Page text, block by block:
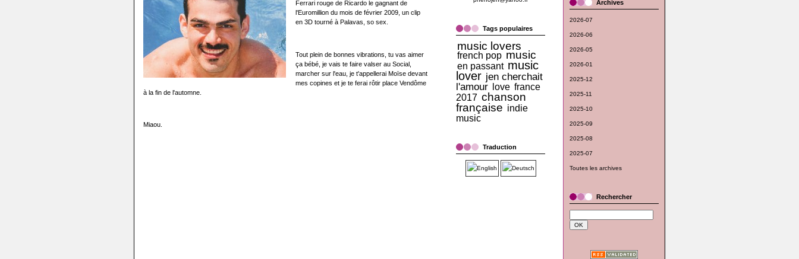
Ferrari rouge de Ricardo le gagnant de
l'Euromillion du mois de février 2009, un clip
en 3D tourné à Palavas, so sex.
Tout plein de bonnes vibrations, tu vas aimer
ça bébé, je vais te faire valser au Social,
marcher sur l'eau, je t'appellerai Moïse devant
mes copines et je te ferai rôtir place Vendôme
à la fin de l'automne.
Miaou.
Tags populaires
music lovers
french pop music
en passant music
lover jen cherchait
l'amour
love france
2017 chanson
française indie
music
Traduction
Archives
2026-07
2026-06
2026-05
2026-01
2025-12
2025-11
2025-10
2025-09
2025-08
2025-07
Toutes les archives
Rechercher